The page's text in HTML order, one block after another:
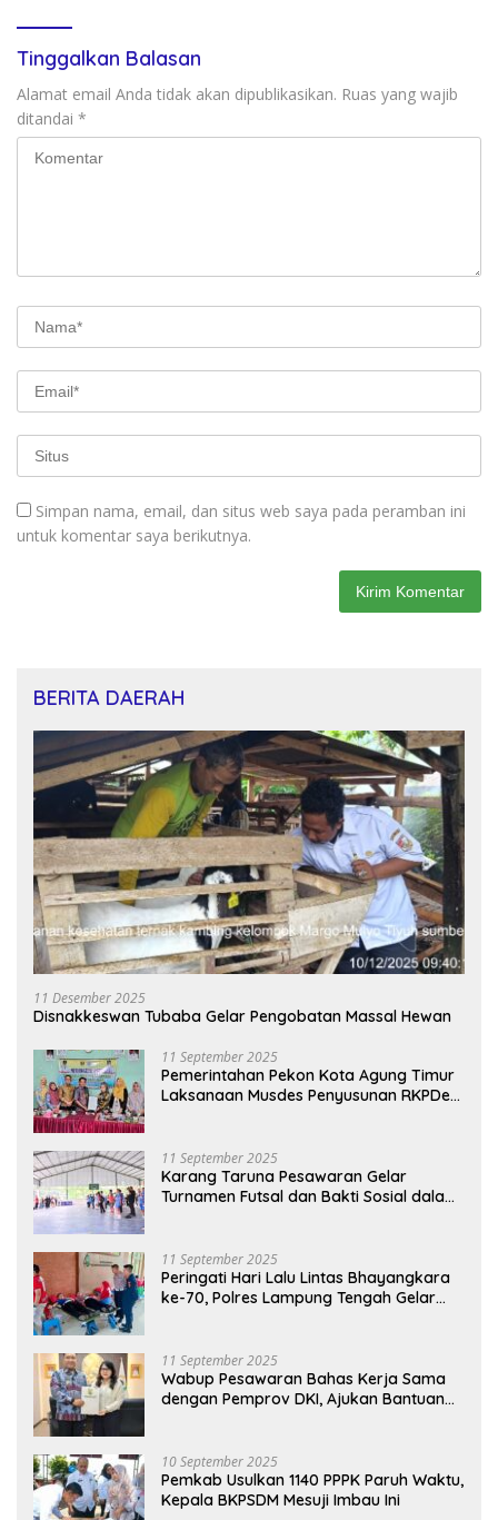
Tinggalkan Balasan
Alamat email Anda tidak akan dipublikasikan. Ruas yang wajib
ditandai *
Simpan nama, email, dan situs web saya pada peramban ini
untuk komentar saya berikutnya.
BERITA DAERAH
11 Desember 2025
Disnakkeswan Tubaba Gelar Pengobatan Massal Hewan
11 September 2025
Pemerintahan Pekon Kota Agung Timur
Laksanaan Musdes Penyusunan RKPDes
11 September 2025
Karang Taruna Pesawaran Gelar
Turnamen Futsal dan Bakti Sosial dalam
11 September 2025
Peringati Hari Lalu Lintas Bhayangkara
ke-70, Polres Lampung Tengah Gelar
11 September 2025
Wabup Pesawaran Bahas Kerja Sama
dengan Pemprov DKI, Ajukan Bantuan
10 September 2025
Pemkab Usulkan 1140 PPPK Paruh Waktu,
Kepala BKPSDM Mesuji Imbau Ini